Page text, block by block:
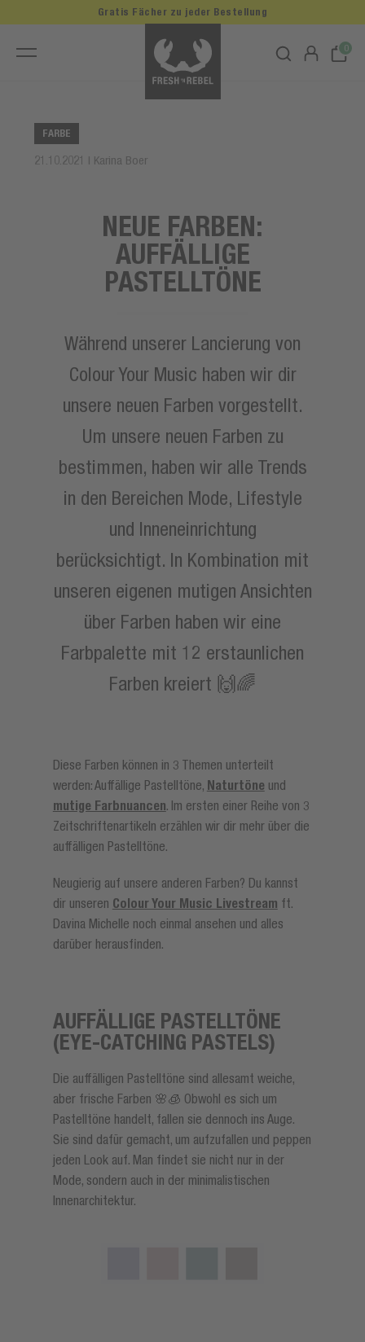
0
Gratis Fächer zu jeder Bestellung
FARBE
21.10.2021 | Karina Boer
NEUE FARBEN:
AUFFÄLLIGE
PASTELLTÖNE
Während unserer Lancierung von
Colour Your Music haben wir dir
unsere neuen Farben vorgestellt.
Um unsere neuen Farben zu
bestimmen, haben wir alle Trends
in den Bereichen Mode, Lifestyle
und Inneneinrichtung
berücksichtigt. In Kombination mit
unseren eigenen mutigen Ansichten
über Farben haben wir eine
Farbpalette mit 12 erstaunlichen
Farben kreiert 🙌🌈
Diese Farben können in 3 Themen unterteilt
werden: Auffällige Pastelltöne, Naturtöne und
mutige Farbnuancen. Im ersten einer Reihe von 3
Zeitschriftenartikeln erzählen wir dir mehr über die
auffälligen Pastelltöne.
Neugierig auf unsere anderen Farben? Du kannst
dir unseren Colour Your Music Livestream ft.
Davina Michelle noch einmal ansehen und alles
darüber herausfinden.
AUFFÄLLIGE PASTELLTÖNE
(EYE-CATCHING PASTELS)
Die auffälligen Pastelltöne sind allesamt weiche,
aber frische Farben 🌸🧊 Obwohl es sich um
Pastelltöne handelt, fallen sie dennoch ins Auge.
Sie sind dafür gemacht, um aufzufallen und peppen
jeden Look auf. Man findet sie nicht nur in der
Mode, sondern auch in der minimalistischen
Innenarchitektur.